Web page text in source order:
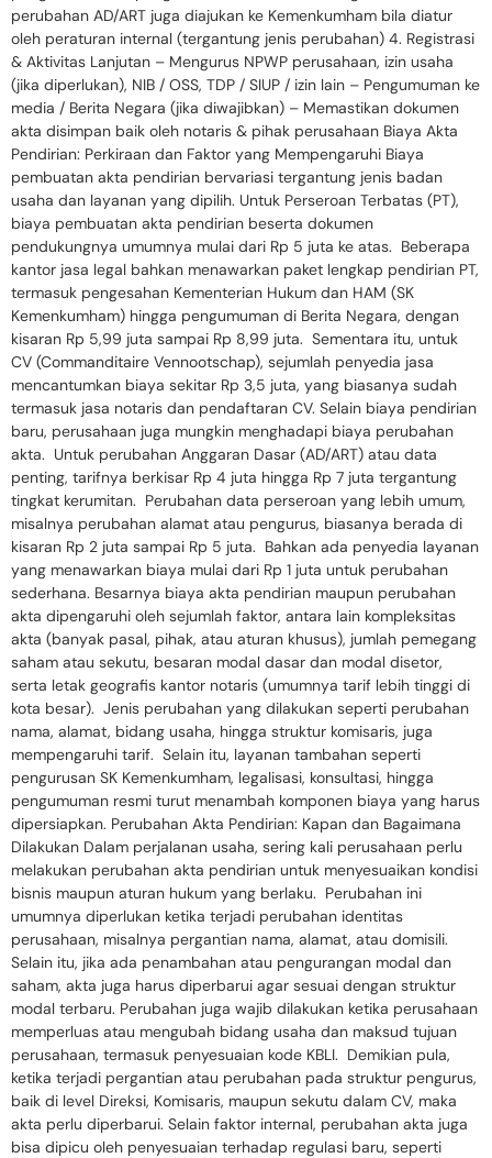
perubahan AD/ART juga diajukan ke Kemenkumham bila diatur
oleh peraturan internal (tergantung jenis perubahan) 4. Registrasi
& Aktivitas Lanjutan – Mengurus NPWP perusahaan, izin usaha
(jika diperlukan), NIB / OSS, TDP / SIUP / izin lain – Pengumuman ke
media / Berita Negara (jika diwajibkan) – Memastikan dokumen
akta disimpan baik oleh notaris & pihak perusahaan Biaya Akta
Pendirian: Perkiraan dan Faktor yang Mempengaruhi Biaya
pembuatan akta pendirian bervariasi tergantung jenis badan
usaha dan layanan yang dipilih. Untuk Perseroan Terbatas (PT),
biaya pembuatan akta pendirian beserta dokumen
pendukungnya umumnya mulai dari Rp 5 juta ke atas. Beberapa
kantor jasa legal bahkan menawarkan paket lengkap pendirian PT,
termasuk pengesahan Kementerian Hukum dan HAM (SK
Kemenkumham) hingga pengumuman di Berita Negara, dengan
kisaran Rp 5,99 juta sampai Rp 8,99 juta. Sementara itu, untuk
CV (Commanditaire Vennootschap), sejumlah penyedia jasa
mencantumkan biaya sekitar Rp 3,5 juta, yang biasanya sudah
termasuk jasa notaris dan pendaftaran CV. Selain biaya pendirian
baru, perusahaan juga mungkin menghadapi biaya perubahan
akta. Untuk perubahan Anggaran Dasar (AD/ART) atau data
penting, tarifnya berkisar Rp 4 juta hingga Rp 7 juta tergantung
tingkat kerumitan. Perubahan data perseroan yang lebih umum,
misalnya perubahan alamat atau pengurus, biasanya berada di
kisaran Rp 2 juta sampai Rp 5 juta. Bahkan ada penyedia layanan
yang menawarkan biaya mulai dari Rp 1 juta untuk perubahan
sederhana. Besarnya biaya akta pendirian maupun perubahan
akta dipengaruhi oleh sejumlah faktor, antara lain kompleksitas
akta (banyak pasal, pihak, atau aturan khusus), jumlah pemegang
saham atau sekutu, besaran modal dasar dan modal disetor,
serta letak geografis kantor notaris (umumnya tarif lebih tinggi di
kota besar). Jenis perubahan yang dilakukan seperti perubahan
nama, alamat, bidang usaha, hingga struktur komisaris, juga
mempengaruhi tarif. Selain itu, layanan tambahan seperti
pengurusan SK Kemenkumham, legalisasi, konsultasi, hingga
pengumuman resmi turut menambah komponen biaya yang harus
dipersiapkan. Perubahan Akta Pendirian: Kapan dan Bagaimana
Dilakukan Dalam perjalanan usaha, sering kali perusahaan perlu
melakukan perubahan akta pendirian untuk menyesuaikan kondisi
bisnis maupun aturan hukum yang berlaku. Perubahan ini
umumnya diperlukan ketika terjadi perubahan identitas
perusahaan, misalnya pergantian nama, alamat, atau domisili.
Selain itu, jika ada penambahan atau pengurangan modal dan
saham, akta juga harus diperbarui agar sesuai dengan struktur
modal terbaru. Perubahan juga wajib dilakukan ketika perusahaan
memperluas atau mengubah bidang usaha dan maksud tujuan
perusahaan, termasuk penyesuaian kode KBLI. Demikian pula,
ketika terjadi pergantian atau perubahan pada struktur pengurus,
baik di level Direksi, Komisaris, maupun sekutu dalam CV, maka
akta perlu diperbarui. Selain faktor internal, perubahan akta juga
bisa dipicu oleh penyesuaian terhadap regulasi baru, seperti